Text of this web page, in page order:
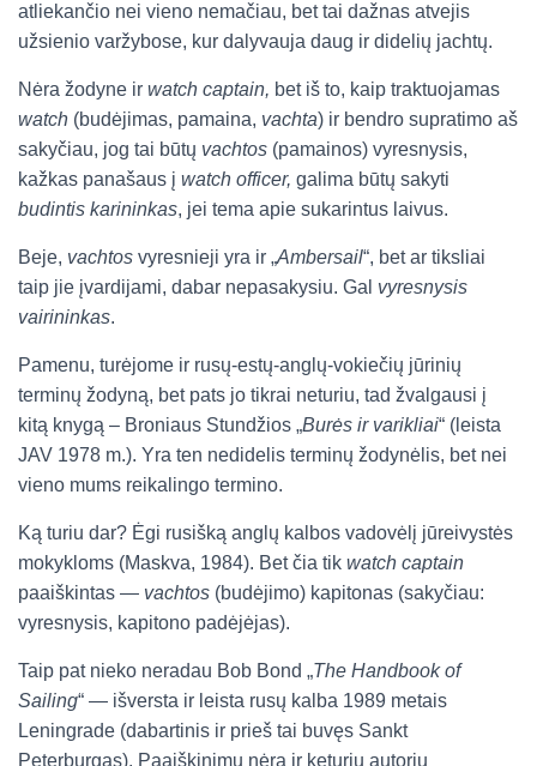
atliekančio nei vieno nemačiau, bet tai dažnas atvejis
užsienio varžybose, kur dalyvauja daug ir didelių jachtų.
Nėra žodyne ir watch captain, bet iš to, kaip traktuojamas
watch (budėjimas, pamaina, vachta) ir bendro supratimo aš
sakyčiau, jog tai būtų vachtos (pamainos) vyresnysis,
kažkas panašaus į watch officer, galima būtų sakyti
budintis karininkas, jei tema apie sukarintus laivus.
Beje, vachtos vyresnieji yra ir „Ambersail“, bet ar tiksliai
taip jie įvardijami, dabar nepasakysiu. Gal vyresnysis
vairininkas.
Pamenu, turėjome ir rusų-estų-anglų-vokiečių jūrinių
terminų žodyną, bet pats jo tikrai neturiu, tad žvalgausi į
kitą knygą – Broniaus Stundžios „Burės ir varikliai“ (leista
JAV 1978 m.). Yra ten nedidelis terminų žodynėlis, bet nei
vieno mums reikalingo termino.
Ką turiu dar? Ėgi rusišką anglų kalbos vadovėlį jūreivystės
mokykloms (Maskva, 1984). Bet čia tik watch captain
paaiškintas — vachtos (budėjimo) kapitonas (sakyčiau:
vyresnysis, kapitono padėjėjas).
Taip pat nieko neradau Bob Bond „The Handbook of
Sailing“ — išversta ir leista rusų kalba 1989 metais
Leningrade (dabartinis ir prieš tai buvęs Sankt
Peterburgas). Paaiškinimų nėra ir keturių autorių